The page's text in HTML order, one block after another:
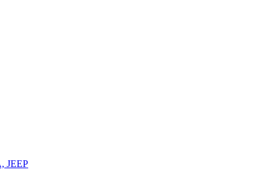
JEEP